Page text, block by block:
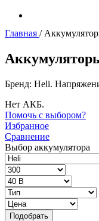
Главная /
Бренд: Heli.
Нет АКБ.
Помочь с выбором?
Избранное
Сравнение
Выбор аккумулятора
Подобрать